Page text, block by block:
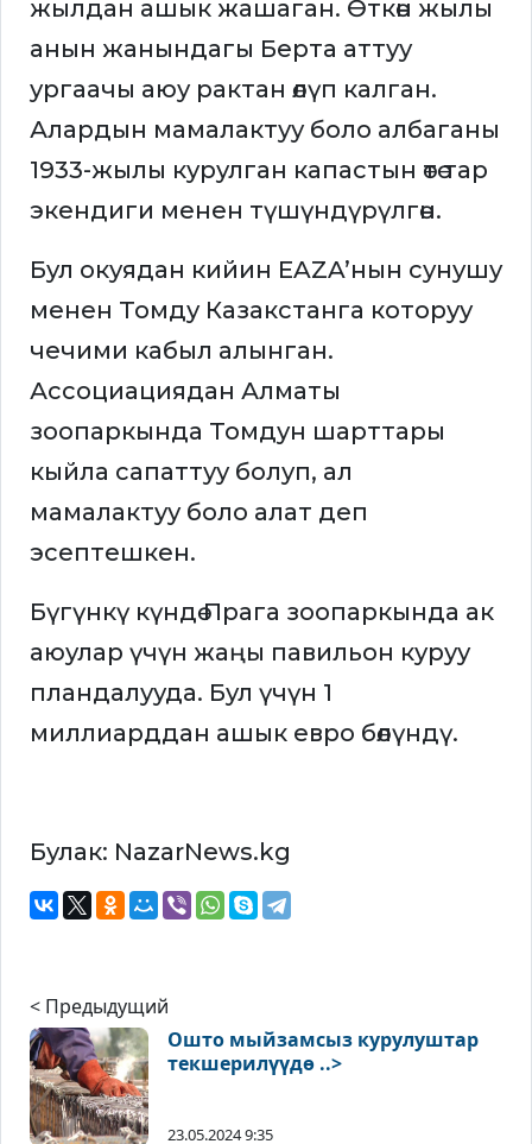
жылдан ашык жашаган. Өткөн жылы
анын жанындагы Берта аттуу
ургаачы аюу рактан өлүп калган.
Алардын мамалактуу боло албаганы
1933-жылы курулган капастын өтө тар
экендиги менен түшүндүрүлгөн.
Бул окуядан кийин EAZA’нын сунушу
менен Томду Казакстанга которуу
чечими кабыл алынган.
Ассоциациядан Алматы
зоопаркында Томдун шарттары
кыйла сапаттуу болуп, ал
мамалактуу боло алат деп
эсептешкен.
Бүгүнкү күндө Прага зоопаркында ак
аюулар үчүн жаңы павильон куруу
пландалууда. Бул үчүн 1
миллиарддан ашык евро бөлүндү.
Булак: NazarNews.kg
< Предыдущий
Ошто мыйзамсыз курулуштар
текшерилүүдө ..>
23.05.2024 9:35